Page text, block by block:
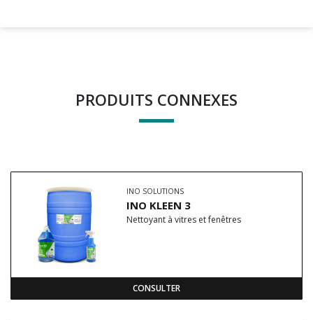
PRODUITS CONNEXES
INO SOLUTIONS
INO KLEEN 3
Nettoyant à vitres et fenêtres
CONSULTER